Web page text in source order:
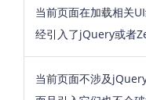
当前页面在加载相关
经引入了jQuery或者
当前页面不涉及